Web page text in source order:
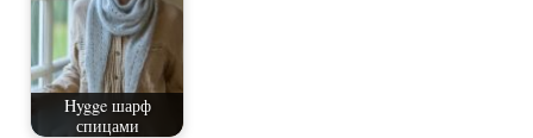
Hygge шарф
спицами